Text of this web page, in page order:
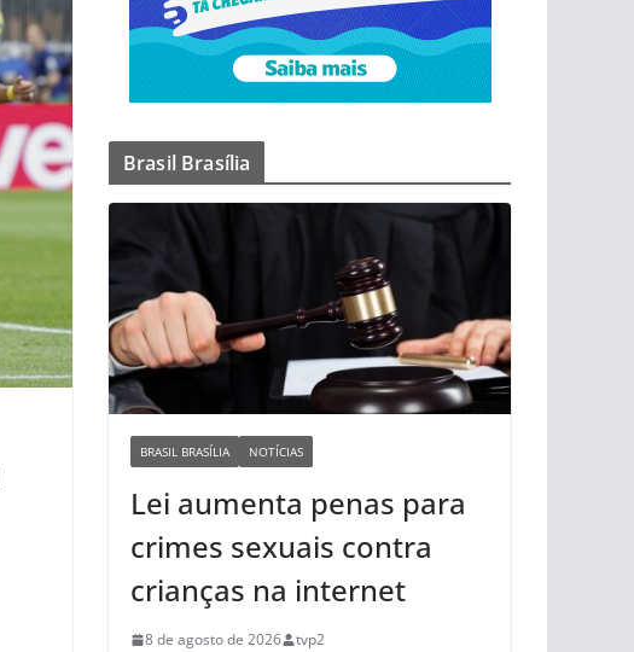
Brasil Brasília
BRASIL BRASÍLIA NOTÍCIAS
Lei aumenta penas para
crimes sexuais contra
crianças na internet
8 de agosto de 2026 tvp2